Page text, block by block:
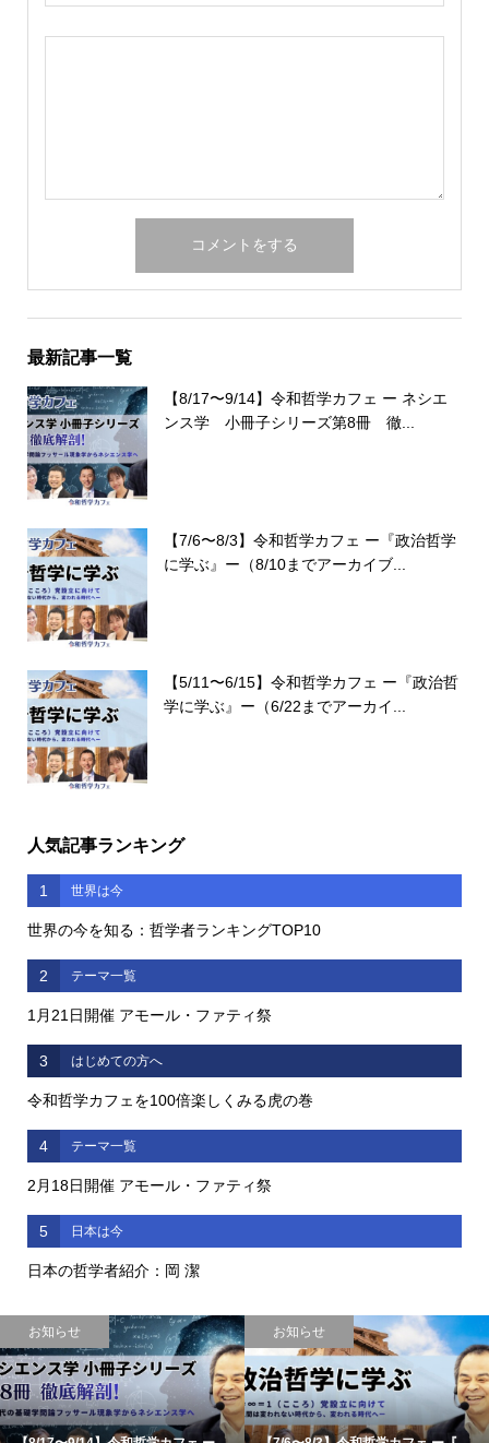
最新記事一覧
【8/17〜9/14】令和哲学カフェ ー ネシエ
ンス学 小冊子シリーズ第8冊 徹...
【7/6〜8/3】令和哲学カフェ ー『政治哲学
に学ぶ』ー（8/10までアーカイブ...
【5/11〜6/15】令和哲学カフェ ー『政治哲
学に学ぶ』ー（6/22までアーカイ...
人気記事ランキング
1 世界は今
世界の今を知る：哲学者ランキングTOP10
2 テーマ一覧
1月21日開催 アモール・ファティ祭
3 はじめての方へ
令和哲学カフェを100倍楽しくみる虎の巻
4 テーマ一覧
2月18日開催 アモール・ファティ祭
5 日本は今
日本の哲学者紹介：岡 潔
お知らせ お知らせ